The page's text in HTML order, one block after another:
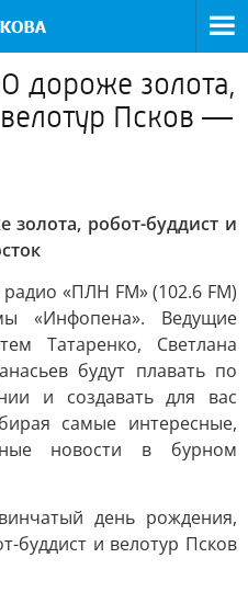
дороже золота,
Псков —
золота, робот-буддист и
«ПЛН FM» (102.6 FM)
«Инфопена». Ведущие
Татаренко, Светлана
будут плавать по
и создавать для вас
самые интересные,
новости в бурном
день рождения,
буддист и велотур Псков